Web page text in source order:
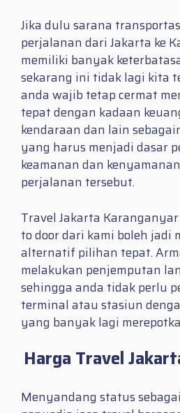
Jika dulu sarana
perjalanan dari Jakarta ke
memiliki banyak
sekarang ini tidak lagi kita
anda wajib tetap cermat
tepat dengan kadaan
kendaraan dan lain
yang harus menjadi dasar
keamanan dan
perjalanan tersebut.
Travel Jakarta
to door dari kami boleh jadi
alternatif pilihan tepat.
melakukan penjemputan
sehingga anda tidak perlu
terminal atau stasiun
yang banyak lagi
Harga Travel
Menyandang status